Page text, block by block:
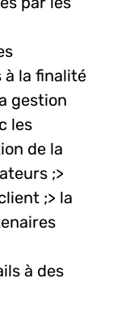
à la finalité
gestion
les
de la
;>
;> la
à des